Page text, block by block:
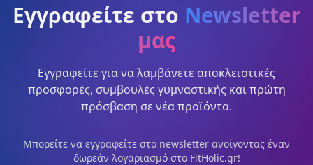
Εγγραφείτε στο Newsletter
μας
Εγγραφείτε για να λαμβάνετε αποκλειστικές
προσφορές, συμβουλές γυμναστικής και πρώτη
πρόσβαση σε νέα προϊόντα.
Μπορείτε να εγγραφείτε στο newsletter ανοίγοντας έναν
δωρεάν λογαριασμό στο FitHolic.gr!